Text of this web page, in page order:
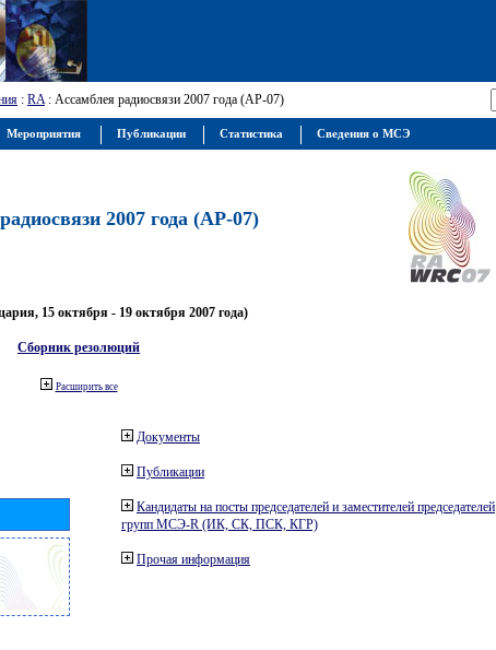
: RA: Ассамблея радиосвязи 2007 года (АР-07)
2007 года (АР-07)
15 октября - 19 октября 2007 года)
Сборник резолюций
Расширить все
Документы
Публикации
Кандидаты на посты председателей и заместителей председателей
групп МСЭ-R (ИК, СК, ПСК, КГР)
Прочая информация
Мероприятия Публикации Статистика Сведения о МСЭ